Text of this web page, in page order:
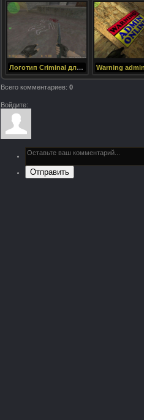
Логотип Criminal для CS 1.6 Warning
Всего комментариев: 0
Войдите:
Отправить